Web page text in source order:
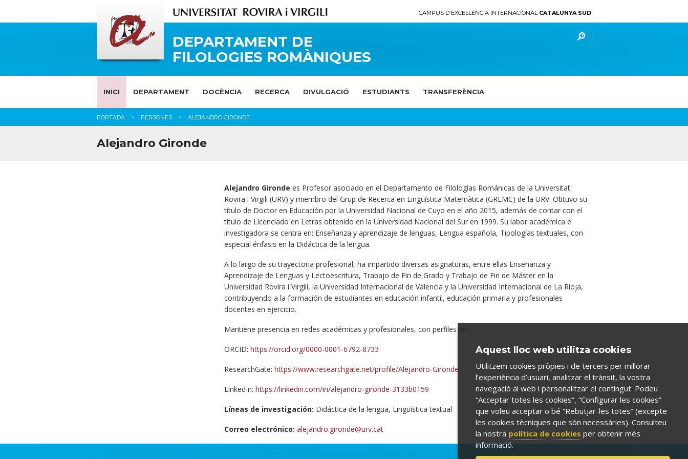
CAMPUS D'EXCEL·LÈNCIA INTERNACIONAL CATALUNYA SUD
DEPARTAMENT DE
FILOLOGIES ROMÀNIQUES
INICI DEPARTAMENT DOCÈNCIA RECERCA DIVULGACIÓ ESTUDIANTS TRANSFERÈNCIA
PORTADA PERSONES ALEJANDRO GIRONDE
Alejandro Gironde
Alejandro Gironde es Profesor asociado en el Departamento de Filologías Románicas de la Universitat
Rovira i Virgili (URV) y miembro del Grup de Recerca en Lingüística Matemàtica (GRLMC) de la URV. Obtuvo su
título de Doctor en Educación por la Universidad Nacional de Cuyo en el año 2015, además de contar con el
título de Licenciado en Letras obtenido en la Universidad Nacional del Sur en 1999. Su labor académica e
investigadora se centra en: Enseñanza y aprendizaje de lenguas, Lengua española, Tipologías textuales, con
especial énfasis en la Didáctica de la lengua.
A lo largo de su trayectoria profesional, ha impartido diversas asignaturas, entre ellas Enseñanza y
Aprendizaje de Lenguas y Lectoescritura, Trabajo de Fin de Grado y Trabajo de Fin de Máster en la
Universidad Rovira i Virgili, la Universidad Internacional de Valencia y la Universidad Internacional de La Rioja,
contribuyendo a la formación de estudiantes en educación infantil, educación primaria y profesionales
docentes en ejercicio.
Mantiene presencia en redes académicas y profesionales, con perfiles en:
ORCID: https://orcid.org/0000-0001-6792-8733
ResearchGate: https://www.researchgate.net/profile/Alejandro-Gironde
LinkedIn: https://linkedin.com/in/alejandro-gironde-3133b0159
Líneas de investigación: Didáctica de la lengua, Lingüística textual
Correo electrónico: alejandro.gironde@urv.cat
Aquest lloc web utilitza cookies
Utilitzem cookies pròpies i de tercers per millorar
l’experiència d’usuari, analitzar el trànsit, la vostra
navegació al web i personalitzar el contingut. Podeu
“Acceptar totes les cookies”, “Configurar les cookies”
que voleu acceptar o bé “Rebutjar-les totes” (excepte
les cookies tècniques que són necessàries). Consulteu
la nostra política de cookies per obtenir més
informació.